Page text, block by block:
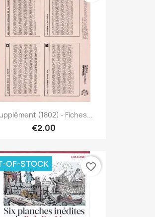
(1802) - Fiches...
€2.00
OF-STOCK favorite_border